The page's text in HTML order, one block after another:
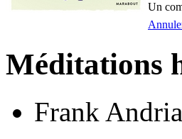
Un
Méditations
Frank